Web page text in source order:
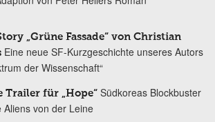
„Grüne Fassade“ von Christian
Eine neue SF-Kurzgeschichte unseres Autors
der Wissenschaft“
Trailer für „Hope“ Südkoreas Blockbuster
Aliens von der Leine